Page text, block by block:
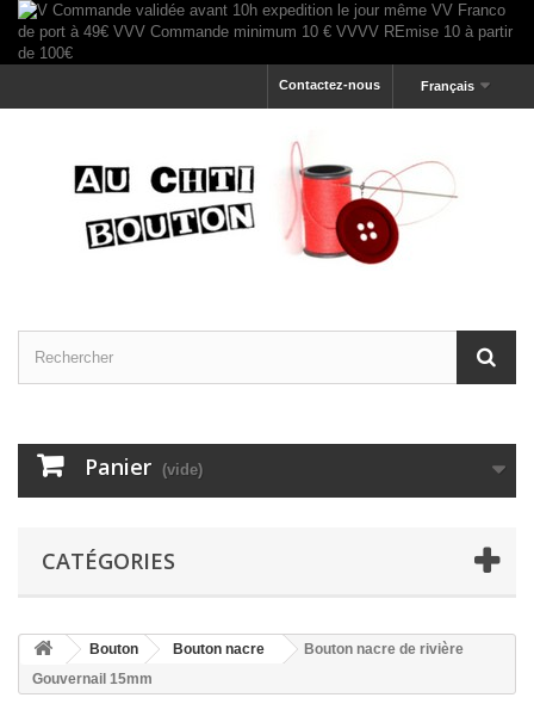
Français
Contactez-nous
Panier (vide)
CATÉGORIES
Bouton Bouton nacre
Bouton nacre de rivière
Gouvernail 15mm